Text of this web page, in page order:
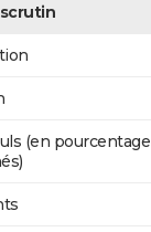
(en pourcentage